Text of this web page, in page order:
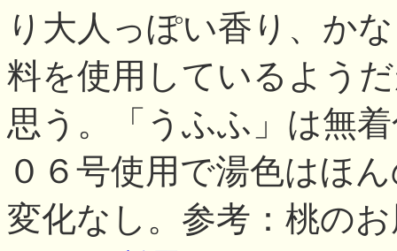
り大人っぽい香り、か
料を使用しているよう
思う。「うふふ」は無
０６号使用で湯色はほ
変化なし。参考：桃の